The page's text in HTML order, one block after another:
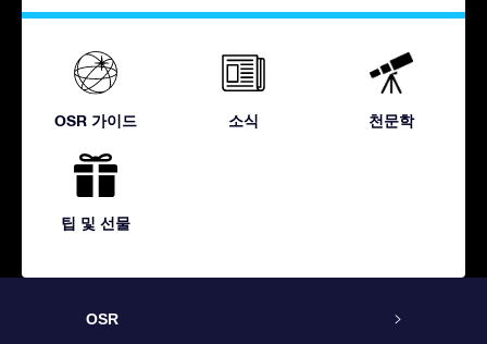
OSR 가이드 소식 천문학
팁 및 선물
OSR